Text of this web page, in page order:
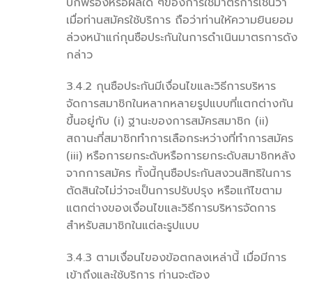
เมื่อท่านสมัครใช้บริการ ถือว่าท่านให้ความยินยอม
ล่วงหน้าแก่กุนซือประกันในการดำเนินมาตรการดัง
กล่าว
3.4.2 กุนซือประกันมีเงื่อนไขและวิธีการบริหาร
จัดการสมาชิกในหลากหลายรูปแบบที่แตกต่างกัน
ขึ้นอยู่กับ (i) ฐานะของการสมัครสมาชิก (ii)
สถานะที่สมาชิกทำการเลือกระหว่างที่ทำการสมัคร
(iii) หรือการยกระดับหรือการยกระดับสมาชิกหลัง
จากการสมัคร ทั้งนี้กุนซือประกันสงวนสิทธิในการ
ตัดสินใจไม่ว่าจะเป็นการปรับปรุง หรือแก้ไขตาม
แตกต่างของเงื่อนไขและวิธีการบริหารจัดการ
สำหรับสมาชิกในแต่ละรูปแบบ
3.4.3 ตามเงื่อนไของข้อตกลงเหล่านี้ เมื่อมีการ
เข้าถึงและใช้บริการ ท่านจะต้อง